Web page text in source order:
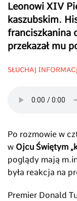
Leonowi XIV
kaszubskim.
franciszkanina
przekazał mu
SŁUCHAJ
Po rozmowie w
w Ojcu Świętym
poglądy mają
była reakcja na
Premier Donald